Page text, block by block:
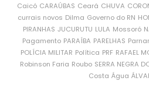
Caicó CARAÚBAS Ceará CHUVA
currais novos Dilma Governo do RN
PIRANHAS JUCURUTU LULA Mossoró
Pagamento PARAÍBA PARELHAS
POLÍCIA MILITAR Política PRF RAFAEL
Robinson Faria Roubo SERRA NEGRA
Costa Água